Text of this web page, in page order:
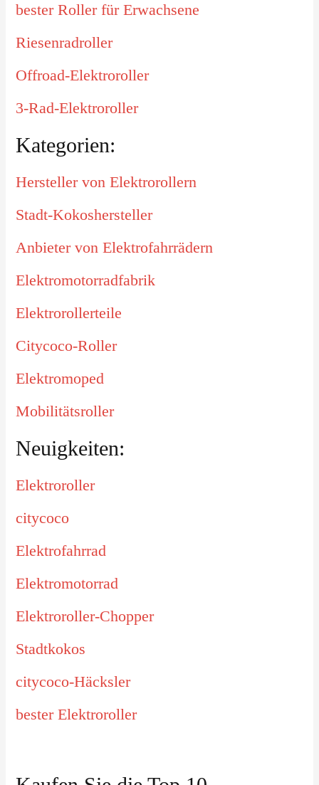
bester Roller für Erwachsene
Riesenradroller
Offroad-Elektroroller
3-Rad-Elektroroller
Kategorien:
Hersteller von Elektrorollern
Stadt-Kokoshersteller
Anbieter von Elektrofahrrädern
Elektromotorradfabrik
Elektrorollerteile
Citycoco-Roller
Elektromoped
Mobilitätsroller
Neuigkeiten:
Elektroroller
citycoco
Elektrofahrrad
Elektromotorrad
Elektroroller-Chopper
Stadtkokos
citycoco-Häcksler
bester Elektroroller